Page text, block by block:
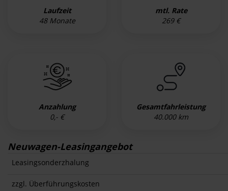
Laufzeit
48 Monate
mtl. Rate
269 €
Anzahlung
0,- €
Gesamtfahrleistung
40.000 km
Neuwagen-Leasingangebot
Leasingsonderzhalung
zzgl. Überführungskosten